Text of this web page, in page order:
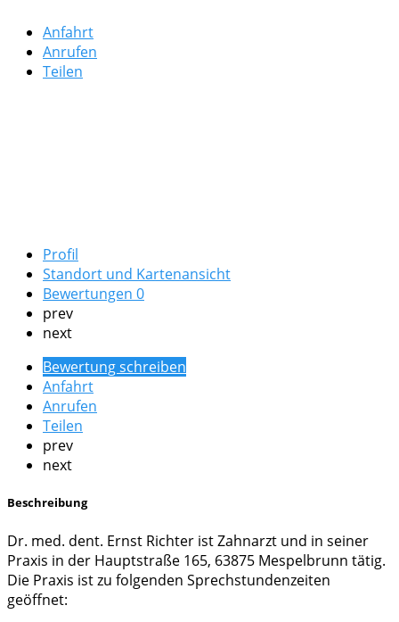
Anfahrt
Anrufen
Teilen
Profil
Standort und Kartenansicht
Bewertungen 0
prev
next
Bewertung schreiben
Anfahrt
Anrufen
Teilen
prev
next
Beschreibung
Dr. med. dent. Ernst Richter ist Zahnarzt und in seiner
Praxis in der Hauptstraße 165, 63875 Mespelbrunn tätig.
Die Praxis ist zu folgenden Sprechstundenzeiten
geöffnet: